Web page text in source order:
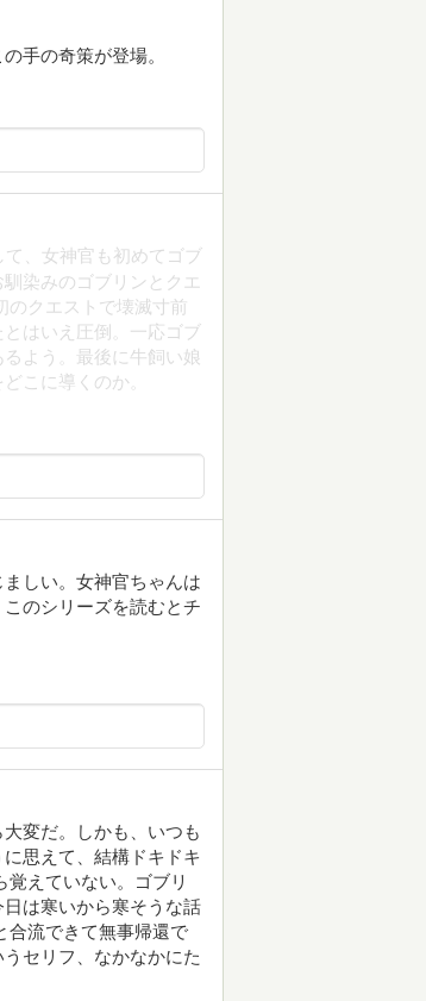
手の奇策が登場。
、女神官も初めてゴブ
染みのゴブリンとクエ
のクエストで壊滅寸前
はいえ圧倒。一応ゴブ
よう。最後に牛飼い娘
こに導くのか。
しい。女神官ちゃんは
のシリーズを読むとチ
変だ。しかも、いつも
思えて、結構ドキドキ
えていない。ゴブリ
は寒いから寒そうな話
合流できて無事帰還で
セリフ、なかなかにた